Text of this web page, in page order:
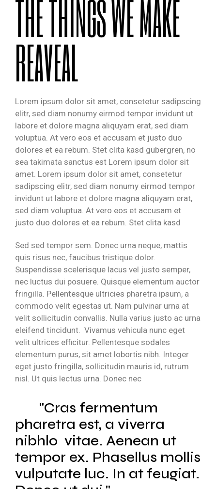
THE THINGS WE MAKE
REAVEAL
Lorem ipsum dolor sit amet, consetetur sadipscing
elitr, sed diam nonumy eirmod tempor invidunt ut
labore et dolore magna aliquyam erat, sed diam
voluptua. At vero eos et accusam et justo duo
dolores et ea rebum. Stet clita kasd gubergren, no
sea takimata sanctus est Lorem ipsum dolor sit
amet. Lorem ipsum dolor sit amet, consetetur
sadipscing elitr, sed diam nonumy eirmod tempor
invidunt ut labore et dolore magna aliquyam erat,
sed diam voluptua. At vero eos et accusam et
justo duo dolores et ea rebum. Stet clita kasd
Sed sed tempor sem. Donec urna neque, mattis
quis risus nec, faucibus tristique dolor.
Suspendisse scelerisque lacus vel justo semper,
nec luctus dui posuere. Quisque elementum auctor
fringilla. Pellentesque ultricies pharetra ipsum, a
commodo velit egestas ut. Nam pulvinar urna at
velit sollicitudin convallis. Nulla varius justo ac urna
eleifend tincidunt. Vivamus vehicula nunc eget
velit ultrices efficitur. Pellentesque sodales
elementum purus, sit amet lobortis nibh. Integer
eget justo fringilla, sollicitudin mauris id, rutrum
nisl. Ut quis lectus urna. Donec nec
Cras fermentum
pharetra est, a viverra
nibhlo vitae. Aenean ut
tempor ex. Phasellus mollis
vulputate luc. In at feugiat.